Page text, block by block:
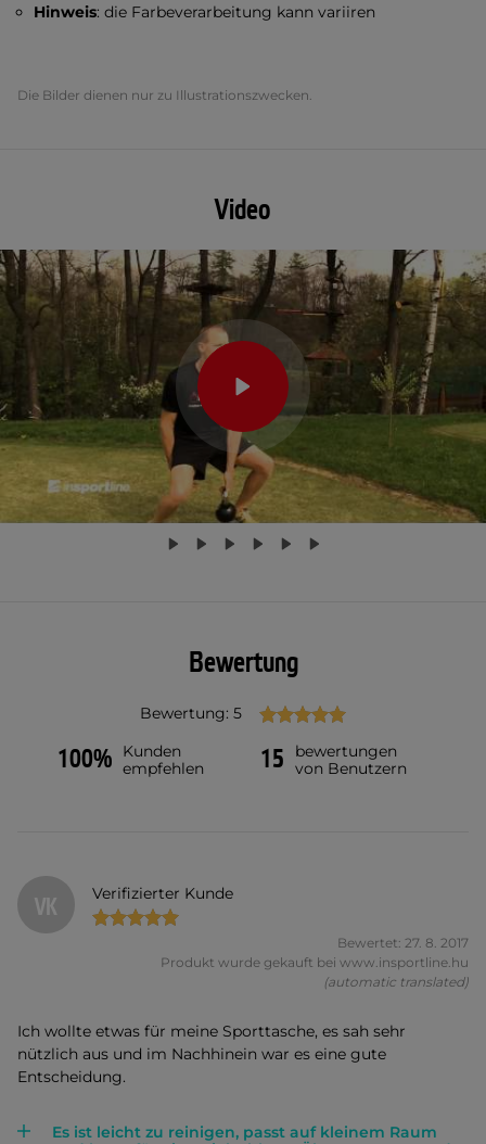
Hinweis: die Farbeverarbeitung kann variiren
Die Bilder dienen nur zu Illustrationszwecken.
Video
Bewertung
Bewertung: 5
100%
Kunden
empfehlen
15
bewertungen
von Benutzern
VK Verifizierter Kunde
Bewertet: 27. 8. 2017
Produkt wurde gekauft bei www.insportline.hu
(automatic translated)
Ich wollte etwas für meine Sporttasche, es sah sehr
nützlich aus und im Nachhinein war es eine gute
Entscheidung.
Es ist leicht zu reinigen, passt auf kleinem Raum